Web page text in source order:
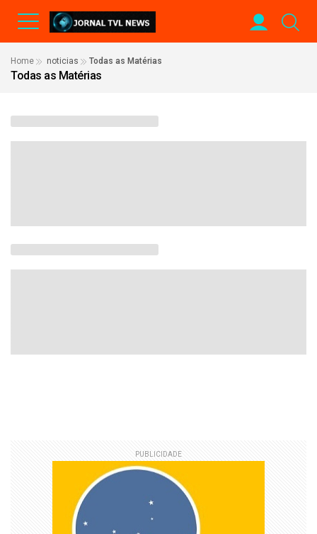
Home noticias Todas as Matérias
Todas as Matérias
PUBLICIDADE